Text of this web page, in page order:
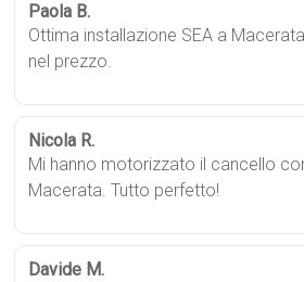
Paola B.
Ottima installazione SEA a
nel prezzo.
Nicola R.
Mi hanno motorizzato il cancello
Macerata. Tutto perfetto!
Davide M.